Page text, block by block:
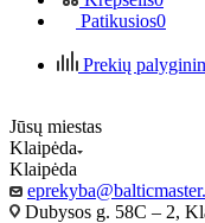
Patikusios0
Prekių
Jūsų miestas
Klaipėda
Klaipėda
Dubysos g. 58C – 2,